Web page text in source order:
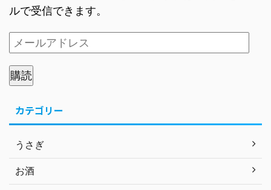
ルで受信できます。
購読
カテゴリー
うさぎ
お酒